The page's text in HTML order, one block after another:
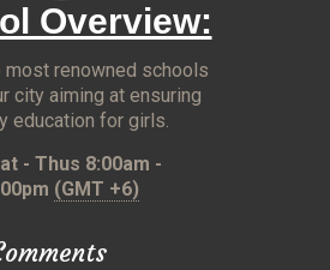
Overview:
most renowned schools
city aiming at ensuring
education for girls.
- Thus 8:00am -
(GMT +6)